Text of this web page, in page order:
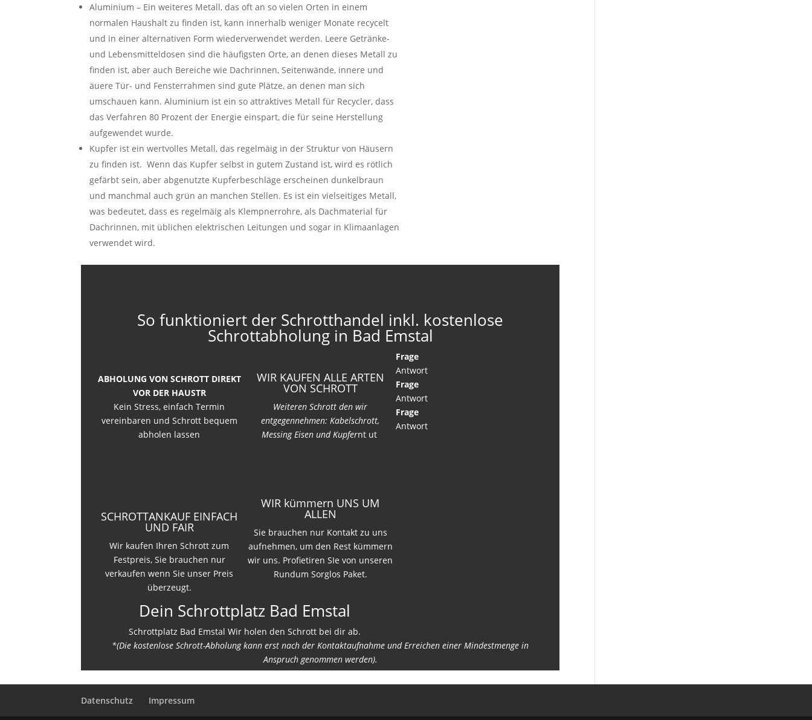
Aluminium – Ein weiteres Metall, das oft an so vielen Orten in einem
normalen Haushalt zu finden ist, kann innerhalb weniger Monate recycelt
und in einer alternativen Form wiederverwendet werden. Leere Getränke-
und Lebensmitteldosen sind die häufigsten Orte, an denen dieses Metall zu
finden ist, aber auch Bereiche wie Dachrinnen, Seitenwände, innere und
äuere Tür- und Fensterrahmen sind gute Plätze, an denen man sich
umschauen kann. Aluminium ist ein so attraktives Metall für Recycler, dass
das Verfahren 80 Prozent der Energie einspart, die für seine Herstellung
aufgewendet wurde.
Kupfer ist ein wertvolles Metall, das regelmäig in der Struktur von Häusern
zu finden ist. Wenn das Kupfer selbst in gutem Zustand ist, wird es rötlich
gefärbt sein, aber abgenutzte Kupferbeschläge erscheinen dunkelbraun
und manchmal auch grün an manchen Stellen. Es ist ein vielseitiges Metall,
was bedeutet, dass es regelmäig als Klempnerrohre, als Dachmaterial für
Dachrinnen, mit üblichen elektrischen Leitungen und sogar in Klimaanlagen
verwendet wird.
So funktioniert der Schrotthandel inkl. kostenlose
Schrottabholung in Bad Emstal
ABHOLUNG VON SCHROTT DIREKT
VOR DER HAUSTR
Kein Stress, einfach Termin
vereinbaren und Schrott bequem
abholen lassen
SCHROTTANKAUF EINFACH
UND FAIR
Wir kaufen Ihren Schrott zum
Festpreis, Sie brauchen nur
verkaufen wenn Sie unser Preis
überzeugt.
WIR KAUFEN ALLE ARTEN
VON SCHROTT
Weiteren Schrott den wir
entgegennehmen: Kabelschrott,
Messing Eisen und Kupfernt ut
WIR kümmern UNS UM
ALLEN
Sie brauchen nur Kontakt zu uns
aufnehmen, um den Rest kümmern
wir uns. Profietiren SIe von unseren
Rundum Sorglos Paket.
Dein Schrottplatz Bad Emstal
Schrottplatz Bad Emstal Wir holen den Schrott bei dir ab.
Frage
Antwort
Frage
Antwort
Frage
Antwort
*(Die kostenlose Schrott-Abholung kann erst nach der Kontaktaufnahme und Erreichen einer Mindestmenge in
Anspruch genommen werden).
Datenschutz Impressum